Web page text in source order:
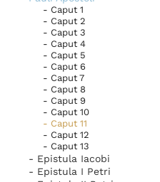
- Caput 1
- Caput 2
- Caput 3
- Caput 4
- Caput 5
- Caput 6
- Caput 7
- Caput 8
- Caput 9
- Caput 10
- Caput 11
- Caput 12
- Caput 13
- Epistula Iacobi
- Epistula I Petri
Fide peregrinatus est
tamquam in aliena, in
Isaac et Iacob,
eiusdem;
exspectabat enim
civitatem, cuius
Fide — et ipsa Sara
conceptionem
tempus aetatis,